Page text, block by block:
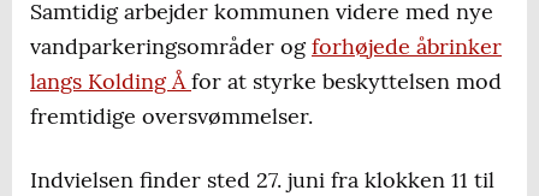
Samtidig arbejder kommunen videre med nye
vandparkeringsområder ogforhøjede åbrinker
langs Kolding Åfor at styrke beskyttelsen mod
fremtidige oversvømmelser.
Indvielsen finder sted 27. juni fra klokken 11 til